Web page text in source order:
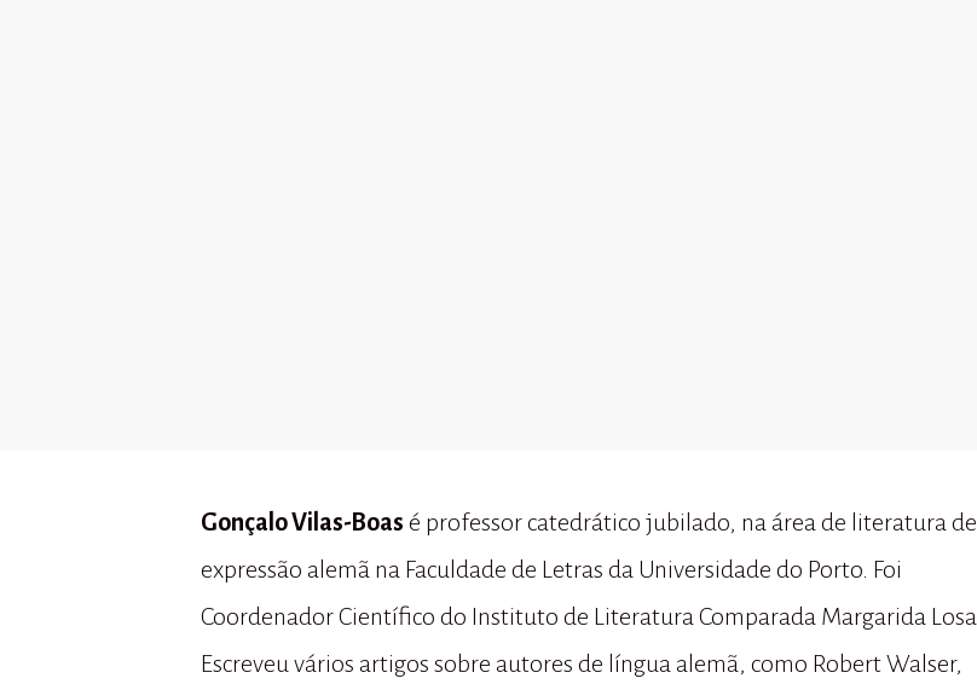
Gonçalo Vilas-Boas é professor catedrático jubilado, na área de literatura de
expressão alemã na Faculdade de Letras da Universidade do Porto. Foi
Coordenador Científico do Instituto de Literatura Comparada Margarida Losa.
Escreveu vários artigos sobre autores de língua alemã, como Robert Walser,